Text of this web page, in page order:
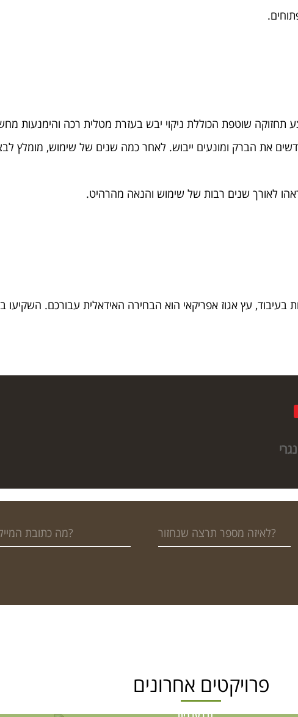
תחזוקה שוטפת הכוללת ניקוי יבש בעזרת מטלית רכה והימנעות
את הברק ומונעים ייבוש. לאחר כמה שנים של שימוש, מומלץ
לאורך שנים רבות של שימוש והנאה מהרהיט.
עץ אגוז אפריקאי הוא הבחירה האידאלית עבורכם. השקיעו
פרויקטים אחרונים